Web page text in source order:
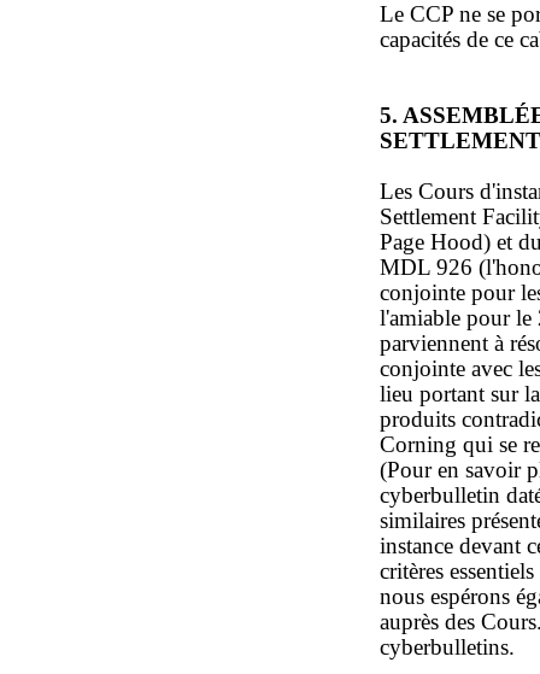
Le CCP ne se
capacités de ce
5.
Les Cours
Settlement
Page Hood) et
MDL 926
conjointe pour
l'amiable pour le
parviennent à
conjointe avec
lieu portant sur
produits
Corning qui se
(Pour en savoir
cyberbulletin
similaires
instance devant
critères
nous espérons
auprès des
cyberbulletins.